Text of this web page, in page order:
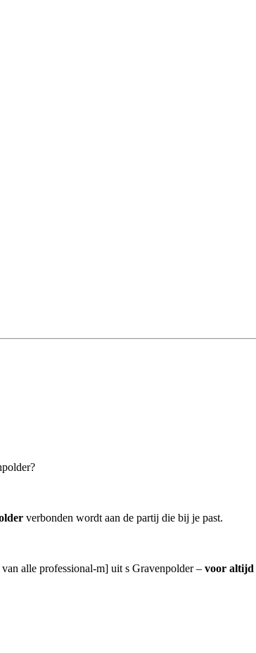
verbonden wordt aan de partij die bij je past.
alle professional-m] uit s Gravenpolder – voor altijd